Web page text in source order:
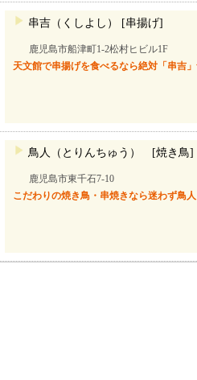
串吉（くしよし） [串揚げ]
鹿児島市船津町1-2松村ヒビル1F
天文館で串揚げを食べるなら絶対「串吉
鳥人（とりんちゅう） [焼き鳥]
鹿児島市東千石7-10
こだわりの焼き鳥・串焼きなら迷わず鳥